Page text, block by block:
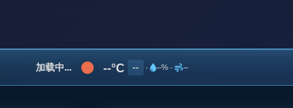
加载中... --°C -- · --% · --